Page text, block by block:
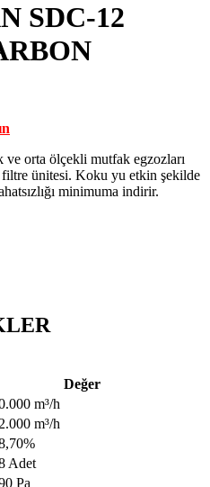
SDC-12
orta ölçekli mutfak egzozları
ünitesi. Koku yu etkin şekilde
minimuma indirir.
Değer
m³/h
m³/h
Pa